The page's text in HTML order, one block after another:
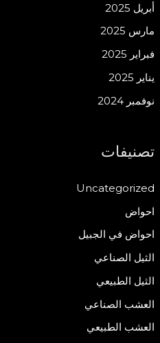
أبريل 2025
مارس 2025
فبراير 2025
يناير 2025
نوفمبر 2024
تصنيفات
Uncategorized
احواض
احواض في الجبيل
الثيل الصناعي
الثيل الطبيعي
العشب الصناعي
العشب الطبيعي